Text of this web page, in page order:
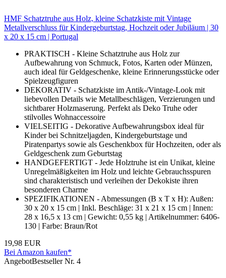
HMF Schatztruhe aus Holz, kleine Schatzkiste mit Vintage
Metallverschluss für Kindergeburtstag, Hochzeit oder Jubiläum | 30
x 20 x 15 cm | Portugal
PRAKTISCH - Kleine Schatztruhe aus Holz zur
Aufbewahrung von Schmuck, Fotos, Karten oder Münzen,
auch ideal für Geldgeschenke, kleine Erinnerungsstücke oder
Spielzeugfiguren
DEKORATIV - Schatzkiste im Antik-/Vintage-Look mit
liebevollen Details wie Metallbeschlägen, Verzierungen und
sichtbarer Holzmaserung. Perfekt als Deko Truhe oder
stilvolles Wohnaccessoire
VIELSEITIG - Dekorative Aufbewahrungsbox ideal für
Kinder bei Schnitzeljagden, Kindergeburtstage und
Piratenpartys sowie als Geschenkbox für Hochzeiten, oder als
Geldgeschenk zum Geburtstag
HANDGEFERTIGT - Jede Holztruhe ist ein Unikat, kleine
Unregelmäßigkeiten im Holz und leichte Gebrauchsspuren
sind charakteristisch und verleihen der Dekokiste ihren
besonderen Charme
SPEZIFIKATIONEN - Abmessungen (B x T x H): Außen:
30 x 20 x 15 cm | Inkl. Beschläge: 31 x 21 x 15 cm | Innen:
28 x 16,5 x 13 cm | Gewicht: 0,55 kg | Artikelnummer: 6406-
130 | Farbe: Braun/Rot
19,98 EUR
Bei Amazon kaufen*
AngebotBestseller Nr. 4